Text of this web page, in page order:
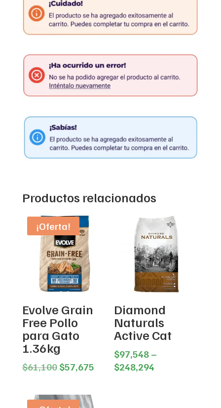
Productos relacionados
¡Oferta!
Evolve Grain
Free Pollo
para Gato
1.36kg
$61,100 Original
was:
$61,100.
$57,675Current
$57,675.
Diamond
Naturals
Active Cat
$97,548 –
$248,294